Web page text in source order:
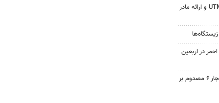
جزئیات ثبت ادعا، تهیه نقشه UTM و ارائه مادر
در اربعین
واژگونی تیبا در محور همدان بیجار ۶ مصدوم بر